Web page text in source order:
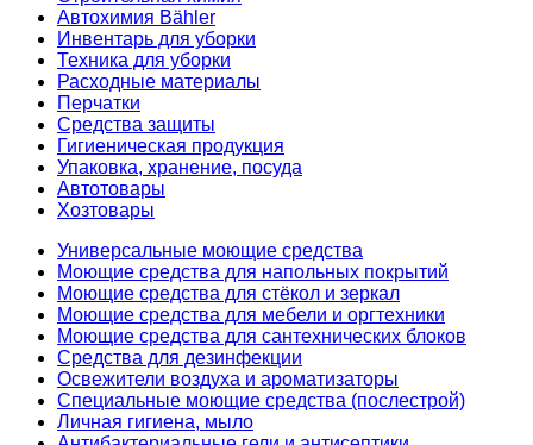
Автохимия Bähler
Инвентарь для уборки
Техника для уборки
Расходные материалы
Перчатки
Средства защиты
Гигиеническая продукция
Упаковка, хранение, посуда
Автотовары
Хозтовары
Универсальные моющие средства
Моющие средства для напольных покрытий
Моющие средства для стёкол и зеркал
Моющие средства для мебели и оргтехники
Моющие средства для сантехнических блоков
Средства для дезинфекции
Освежители воздуха и ароматизаторы
Специальные моющие средства (послестрой)
Личная гигиена, мыло